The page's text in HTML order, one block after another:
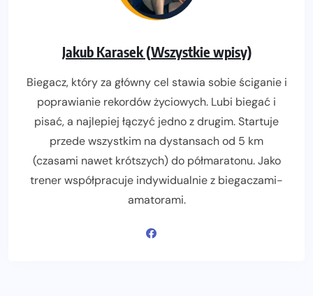
Jakub Karasek (Wszystkie wpisy)
Biegacz, który za główny cel stawia sobie ściganie i
poprawianie rekordów życiowych. Lubi biegać i
pisać, a najlepiej łączyć jedno z drugim. Startuje
przede wszystkim na dystansach od 5 km
(czasami nawet krótszych) do półmaratonu. Jako
trener współpracuje indywidualnie z biegaczami-
amatorami.